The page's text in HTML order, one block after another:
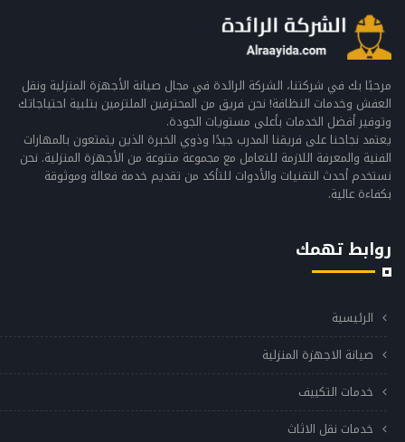
مرحبًا بك في شركتنا، الشركة الرائدة في مجال صيانة الأجهزة المنزلية ونقل
العفش وخدمات النظافة! نحن فريق من المحترفين الملتزمين بتلبية احتياجاتك
وتوفير أفضل الخدمات بأعلى مستويات الجودة.
يعتمد نجاحنا على فريقنا المدرب جيدًا وذوي الخبرة الذين يتمتعون بالمهارات
الفنية والمعرفة اللازمة للتعامل مع مجموعة متنوعة من الأجهزة المنزلية. نحن
نستخدم أحدث التقنيات والأدوات للتأكد من تقديم خدمة فعالة وموثوقة
بكفاءة عالية.
روابط تهمك
الرئيسية
صيانة الاجهزة المنزلية
خدمات التكييف
خدمات نقل الاثاث